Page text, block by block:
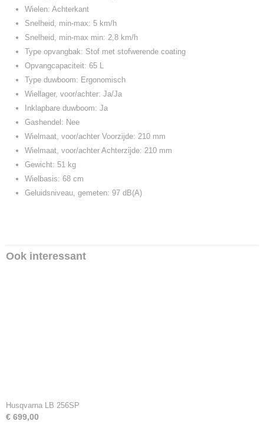
Wielen: Achterkant
Snelheid, min-max: 5 km/h
Snelheid, min-max min: 2,8 km/h
Type opvangbak: Stof met stofwerende coating
Opvangcapaciteit: 65 L
Type duwboom: Ergonomisch
Wiellager, voor/achter: Ja/Ja
Inklapbare duwboom: Ja
Gashendel: Nee
Wielmaat, voor/achter Voorzijde: 210 mm
Wielmaat, voor/achter Achterzijde: 210 mm
Gewicht: 51 kg
Wielbasis: 68 cm
Geluidsniveau, gemeten: 97 dB(A)
Ook interessant
Husqvarna LB 256SP
€ 699,00